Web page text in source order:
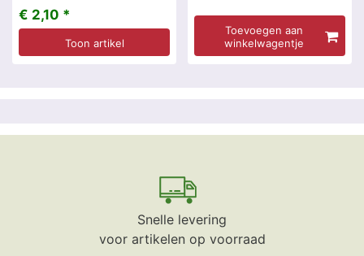
€ 2,10 *
Toon artikel
Toevoegen aan
winkelwagentje
Snelle levering
voor artikelen op voorraad